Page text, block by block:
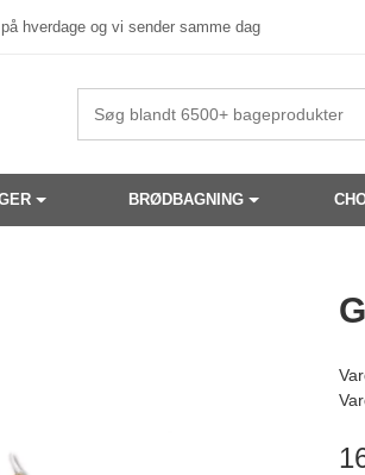
hverdage og vi sender samme dag
BRØDBAGNING
produkter have